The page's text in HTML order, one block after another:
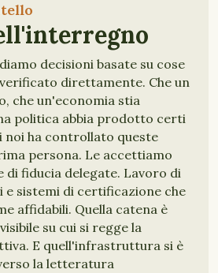
decisioni basate su cose
direttamente. Che un
che un'economia stia
politica abbia prodotto certi
noi ha controllato queste
persona. Le accettiamo
di fiducia delegate. Lavoro di
sistemi di certificazione che
affidabili. Quella catena è
su cui si regge la
E quell'infrastruttura si è
la letteratura